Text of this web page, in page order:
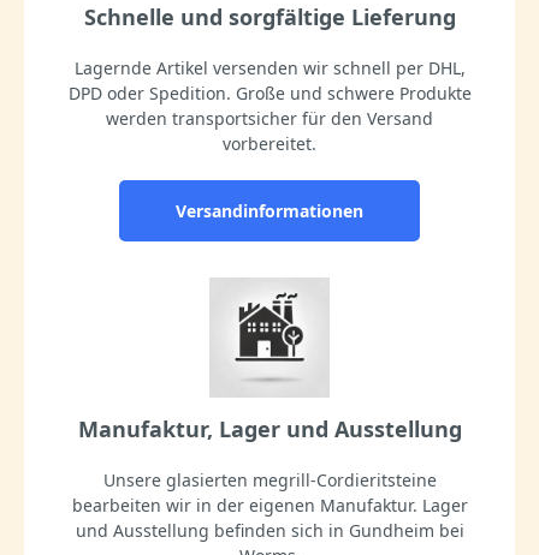
Schnelle und sorgfältige Lieferung
Lagernde Artikel versenden wir schnell per DHL,
DPD oder Spedition. Große und schwere Produkte
werden transportsicher für den Versand
vorbereitet.
Versandinformationen
Manufaktur, Lager und Ausstellung
Unsere glasierten megrill-Cordieritsteine
bearbeiten wir in der eigenen Manufaktur. Lager
und Ausstellung befinden sich in Gundheim bei